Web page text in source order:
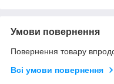
Умови повернення
Повернення товару
Всі умови повернення